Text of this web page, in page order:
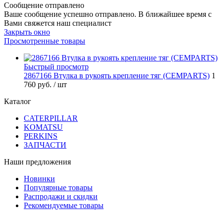
Сообщение отправлено
Ваше сообщение успешно отправлено. В ближайшее время с
Вами свяжется наш специалист
Закрыть окно
Просмотренные товары
Быстрый просмотр
2867166 Втулка в рукоять крепление тяг (CEMPARTS) 1
760 руб. / шт
Каталог
CATERPILLAR
KOMATSU
PERKINS
ЗАПЧАСТИ
Наши предложения
Новинки
Популярные товары
Распродажи и скидки
Рекомендуемые товары